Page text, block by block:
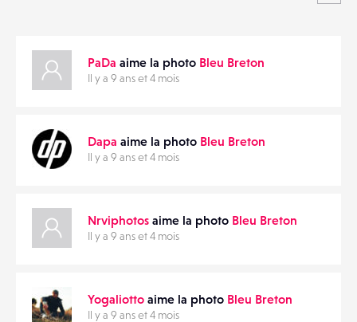
MATÉRIELS
ÉVÉNEMENTS
PaDa aime la photo Bleu Breton
Il y a 9 ans et 4 mois
Dapa aime la photo Bleu Breton
Il y a 9 ans et 4 mois
Nrviphotos aime la photo Bleu Breton
Il y a 9 ans et 4 mois
Yogaliotto aime la photo Bleu Breton
Il y a 9 ans et 4 mois